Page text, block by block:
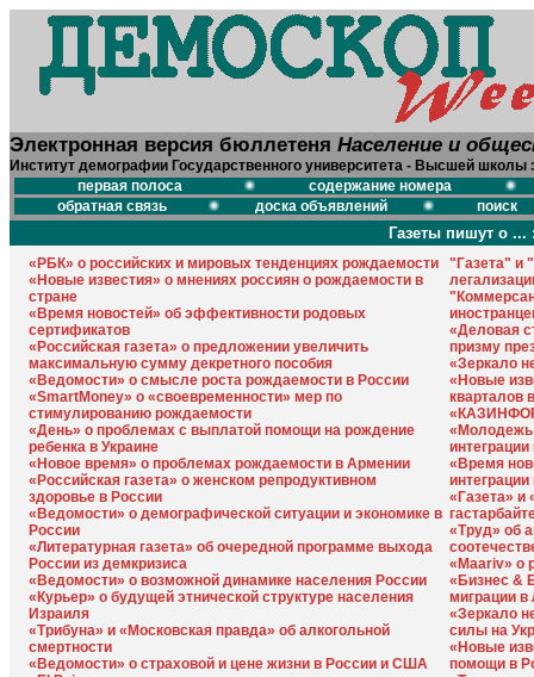
Электронная версия бюллетеня Население и
Институт демографии Государственного университета - Высшей школы
первая полоса
содержание номера
обратная связь
доска объявлений поиск
Газеты пишут о ...
«РБК» о российских и мировых тенденциях рождаемости
«Новые известия» о мнениях россиян о рождаемости в
стране
«Время новостей» об эффективности родовых
сертификатов
«Российская газета» о предложении увеличить
максимальную сумму декретного пособия
«Ведомости» о смысле роста рождаемости в России
«SmartMoney» о «своевременности» мер по
стимулированию рождаемости
«День» о проблемах с выплатой помощи на рождение
ребенка в Украине
«Новое время» о проблемах рождаемости в Армении
«Российская газета» о женском репродуктивном
здоровье в России
«Ведомости» о демографической ситуации и экономике в
России
«Литературная газета» об очередной программе выхода
России из демкризиса
«Ведомости» о возможной динамике населения России
«Курьер» о будущей этнической структуре населения
Израиля
«Трибуна» и «Московская правда» об алкогольной
смертности
«Ведомости» о страховой и цене жизни в России и США
"Газета" и
«Деловая
призму
«Зеркало
«Новые
кварталов
«Молодежь
«Время
«Газета» и
«Труд» об
«Maariv» о
«Бизнес &
миграции в
«Зеркало
силы на
«Новые
помощи в